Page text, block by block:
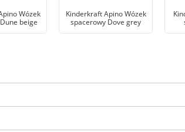
Wózek
beige
Kinderkraft Apino Wózek
spacerowy Dove grey